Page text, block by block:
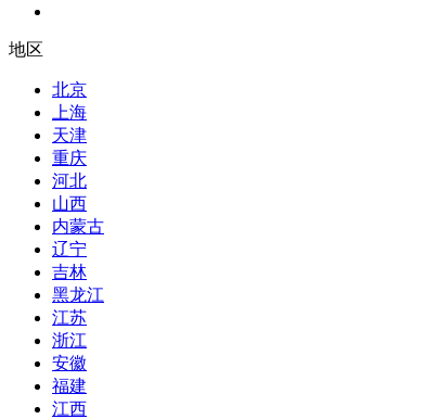
地区
北京
上海
天津
重庆
河北
山西
内蒙古
辽宁
吉林
黑龙江
江苏
浙江
安徽
福建
江西